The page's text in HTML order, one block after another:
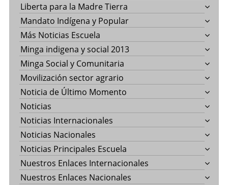
Liberta para la Madre Tierra
Mandato Indígena y Popular
Más Noticias Escuela
Minga indigena y social 2013
Minga Social y Comunitaria
Movilización sector agrario
Noticia de Último Momento
Noticias
Noticias Internacionales
Noticias Nacionales
Noticias Principales Escuela
Nuestros Enlaces Internacionales
Nuestros Enlaces Nacionales